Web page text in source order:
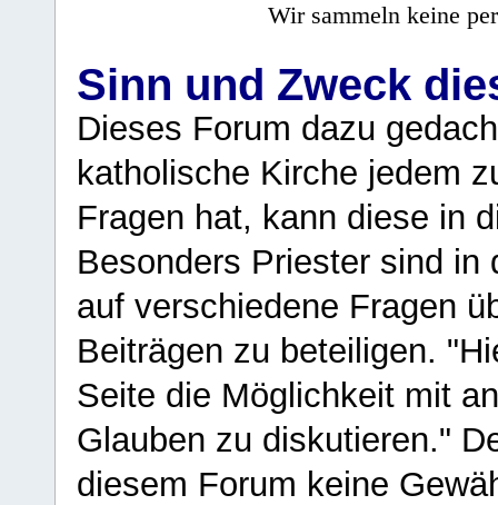
Wir sammeln keine
Sinn und Zweck
Dieses Forum dazu
katholische Kirche jedem
Fragen hat, kann diese in
Besonders Priester sind in
auf verschiedene Fragen
Beiträgen zu beteiligen.
Seite die Möglichkeit mit
Glauben zu diskutieren."
diesem Forum keine